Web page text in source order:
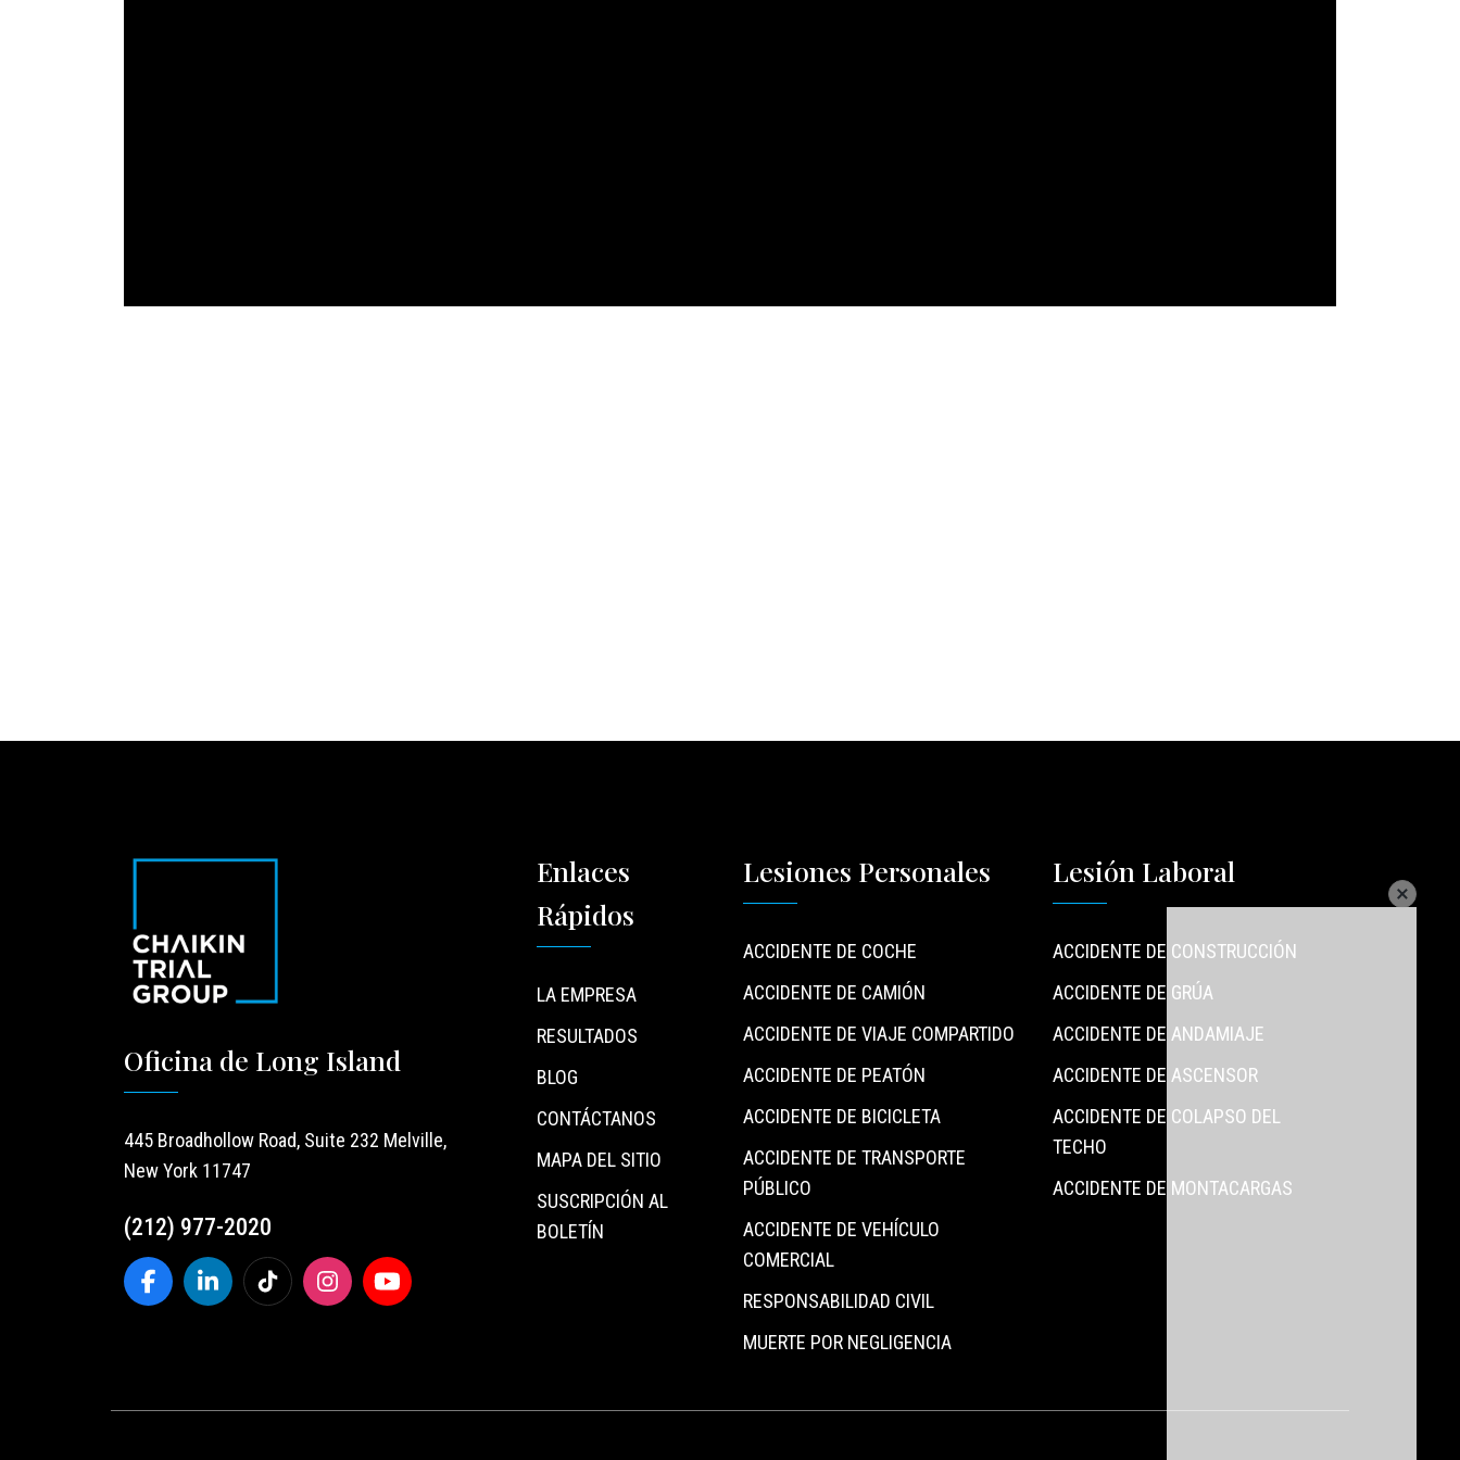
Oficina de Long Island
445 Broadhollow Road, Suite 232 Melville,
New York 11747
(212) 977-2020
Enlaces
Rápidos
LA EMPRESA
RESULTADOS
BLOG
CONTÁCTANOS
MAPA DEL SITIO
SUSCRIPCIÓN AL
BOLETÍN
Lesiones Personales
ACCIDENTE DE COCHE
ACCIDENTE DE CAMIÓN
ACCIDENTE DE VIAJE COMPARTIDO
ACCIDENTE DE PEATÓN
ACCIDENTE DE BICICLETA
ACCIDENTE DE TRANSPORTE
PÚBLICO
ACCIDENTE DE VEHÍCULO
COMERCIAL
RESPONSABILIDAD CIVIL
MUERTE POR NEGLIGENCIA
Lesión Laboral
ACCIDENTE DE CONSTRUCCIÓN
ACCIDENTE DE GRÚA
ACCIDENTE DE ANDAMIAJE
ACCIDENTE DE ASCENSOR
ACCIDENTE DE COLAPSO DEL
TECHO
ACCIDENTE DE MONTACARGAS